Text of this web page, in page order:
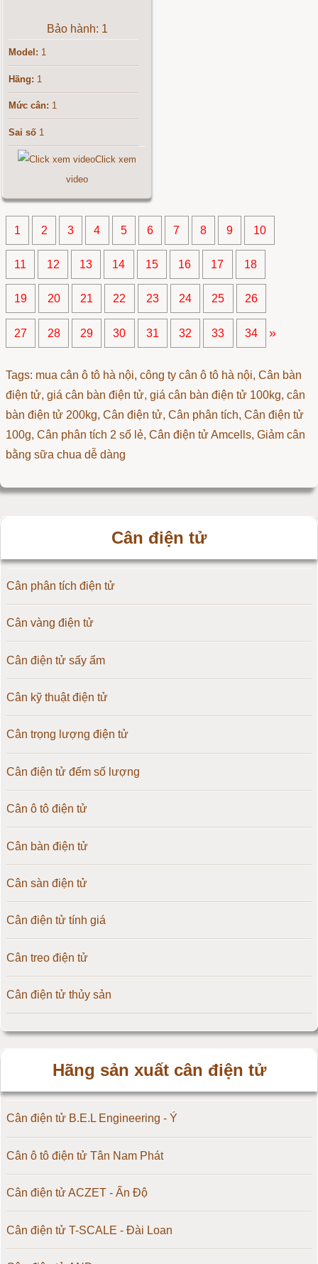
Bảo hành: 1
Model: 1
Hãng: 1
Mức cân: 1
Sai số 1
Click xem
video
1 2 3 4 5 6 7 8 9 10
11 12 13 14 15 16 17 18
19 20 21 22 23 24 25 26
27 28 29 30 31 32 33 34 »
Tags: mua cân ô tô hà nội, công ty cân ô tô hà nội, Cân bàn
điện tử, giá cân bàn điện tử, giá cân bàn điện tử 100kg, cân
bàn điện tử 200kg, Cân điện tử, Cân phân tích, Cân điện tử
100g, Cân phân tích 2 số lẻ, Cân điện tử Amcells, Giảm cân
bằng sữa chua dễ dàng
Cân điện tử
Cân phân tích điện tử
Cân vàng điện tử
Cân điện tử sấy ẩm
Cân kỹ thuật điện tử
Cân trọng lượng điện tử
Cân điện tử đếm số lượng
Cân ô tô điện tử
Cân bàn điện tử
Cân sàn điện tử
Cân điện tử tính giá
Cân treo điện tử
Cân điện tử thủy sản
Hãng sản xuất cân điện tử
Cân điện tử B.E.L Engineering - Ý
Cân ô tô điện tử Tân Nam Phát
Cân điện tử ACZET - Ấn Độ
Cân điện tử T-SCALE - Đài Loan